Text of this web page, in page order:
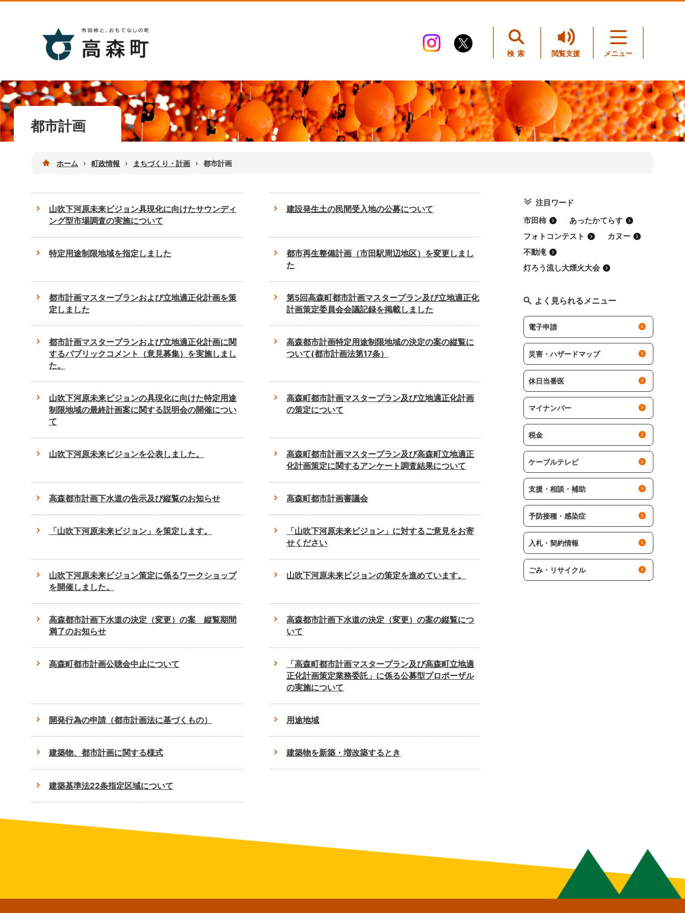
検索 閲覧支援 メニュー
都市計画
ホーム › 町政情報 › まちづくり・計画 › 都市計画
山吹下河原未来ビジョン具現化に向けたサウンディ
ング型市場調査の実施について
建設発生土の民間受入地の公募について
特定用途制限地域を指定しました
都市再生整備計画（市田駅周辺地区）を変更しまし
た
都市計画マスタープランおよび立地適正化計画を策
定しました
第5回高森町都市計画マスタープラン及び立地適正化
計画策定委員会会議記録を掲載しました
都市計画マスタープランおよび立地適正化計画に関
するパブリックコメント（意見募集）を実施しまし
た。
高森都市計画特定用途制限地域の決定の案の縦覧に
ついて(都市計画法第17条）
山吹下河原未来ビジョンの具現化に向けた特定用途
制限地域の最終計画案に関する説明会の開催につい
て
高森町都市計画マスタープラン及び立地適正化計画
の策定について
山吹下河原未来ビジョンを公表しました。
高森町都市計画マスタープラン及び高森町立地適正
化計画策定に関するアンケート調査結果について
高森都市計画下水道の告示及び縦覧のお知らせ 高森町都市計画審議会
「山吹下河原未来ビジョン」を策定します。
「山吹下河原未来ビジョン」に対するご意見をお寄
せください
山吹下河原未来ビジョン策定に係るワークショップ
を開催しました。
山吹下河原未来ビジョンの策定を進めています。
高森都市計画下水道の決定（変更）の案 縦覧期間
満了のお知らせ
高森都市計画下水道の決定（変更）の案の縦覧につ
いて
高森町都市計画公聴会中止について
「高森町都市計画マスタープラン及び高森町立地適
正化計画策定業務委託」に係る公募型プロポーザル
の実施について
開発行為の申請（都市計画法に基づくもの） 用途地域
建築物、都市計画に関する様式 建築物を新築・増改築するとき
建築基準法22条指定区域について
注目ワード
市田柿
あったかてらす
フォトコンテスト
カヌー
不動滝
灯ろう流し大煙火大会
よく見られるメニュー
電子申請
災害・ハザードマップ
休日当番医
マイナンバー
税金
ケーブルテレビ
支援・相談・補助
予防接種・感染症
入札・契約情報
ごみ・リサイクル